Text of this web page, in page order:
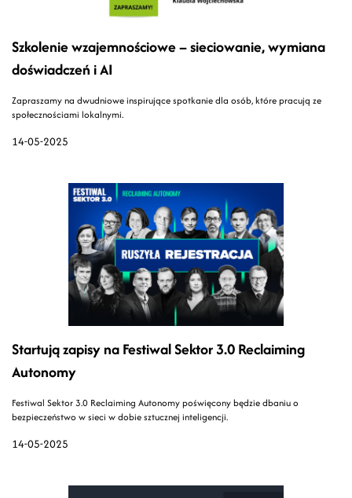
14-05-2025
Szkolenie wzajemnościowe – sieciowanie, wymiana
doświadczeń i AI
Zapraszamy na dwudniowe inspirujące spotkanie dla osób, które pracują ze
społecznościami lokalnymi.
14-05-2025
Startują zapisy na Festiwal Sektor 3.0 Reclaiming
Autonomy
Festiwal Sektor 3.0 Reclaiming Autonomy poświęcony będzie dbaniu o
bezpieczeństwo w sieci w dobie sztucznej inteligencji.